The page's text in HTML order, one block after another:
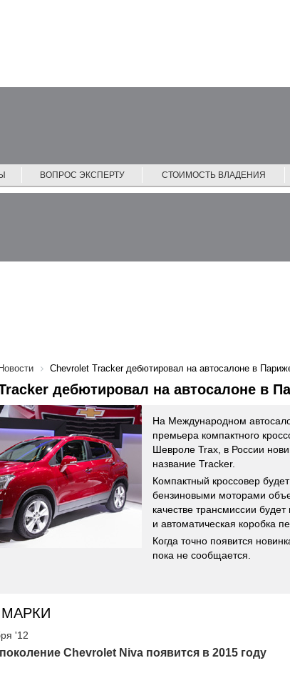
ВОПРОС ЭКСПЕРТУ СТОИМОСТЬ ВЛАДЕНИЯ
Новости Chevrolet Tracker дебютировал на автосалоне в
дебютировал на автосалоне в
На Международном
премьера компактного
Шевроле Trax, в России
название Tracker.
Компактный кроссовер
бензиновыми моторами
качестве трансмиссии
и автоматическая коробка
Когда точно появится
пока не сообщается.
'12
Chevrolet Niva появится в 2015 году